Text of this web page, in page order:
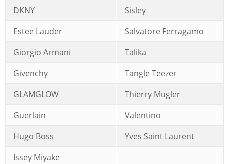
DKNY
Sisley
Estee Lauder
Salvatore Ferragamo
Giorgio Armani
Talika
Givenchy
Tangle Teezer
GLAMGLOW
Thierry Mugler
Guerlain
Valentino
Hugo Boss
Yves Saint Laurent
Issey Miyake